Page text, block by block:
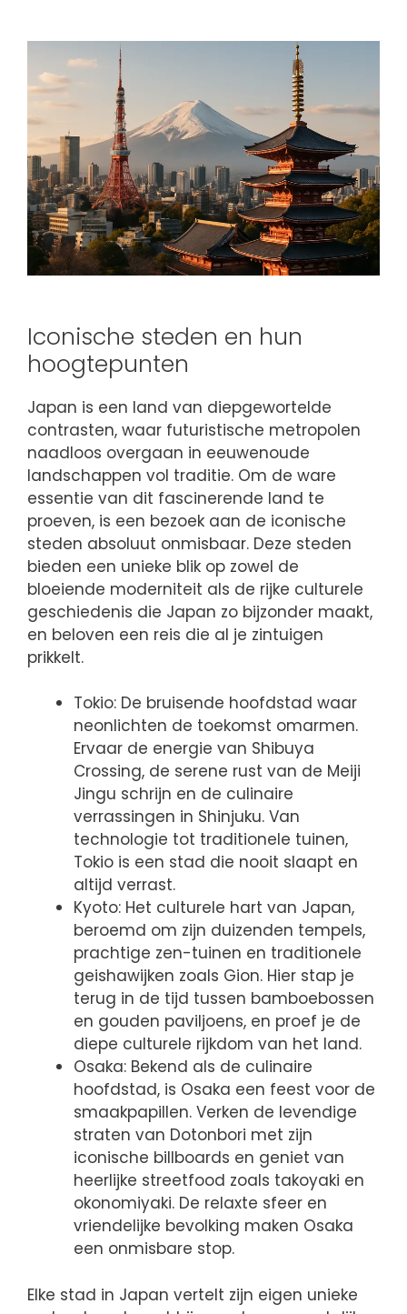
Iconische steden en hun
hoogtepunten
Japan is een land van diepgewortelde
contrasten, waar futuristische metropolen
naadloos overgaan in eeuwenoude
landschappen vol traditie. Om de ware
essentie van dit fascinerende land te
proeven, is een bezoek aan de iconische
steden absoluut onmisbaar. Deze steden
bieden een unieke blik op zowel de
bloeiende moderniteit als de rijke culturele
geschiedenis die Japan zo bijzonder maakt,
en beloven een reis die al je zintuigen
prikkelt.
Tokio: De bruisende hoofdstad waar
neonlichten de toekomst omarmen.
Ervaar de energie van Shibuya
Crossing, de serene rust van de Meiji
Jingu schrijn en de culinaire
verrassingen in Shinjuku. Van
technologie tot traditionele tuinen,
Tokio is een stad die nooit slaapt en
altijd verrast.
Kyoto: Het culturele hart van Japan,
beroemd om zijn duizenden tempels,
prachtige zen-tuinen en traditionele
geishawijken zoals Gion. Hier stap je
terug in de tijd tussen bamboebossen
en gouden paviljoens, en proef je de
diepe culturele rijkdom van het land.
Osaka: Bekend als de culinaire
hoofdstad, is Osaka een feest voor de
smaakpapillen. Verken de levendige
straten van Dotonbori met zijn
iconische billboards en geniet van
heerlijke streetfood zoals takoyaki en
okonomiyaki. De relaxte sfeer en
vriendelijke bevolking maken Osaka
een onmisbare stop.
Elke stad in Japan vertelt zijn eigen unieke